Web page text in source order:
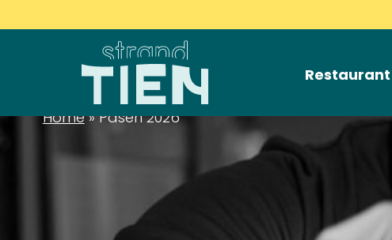
hoofdinhoud
Home
Restaurant
Home»Pasen 2026